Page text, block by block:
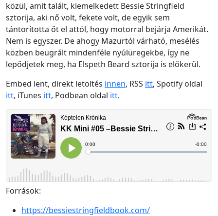
közül, amit talált, kiemelkedett Bessie Stringfield
sztorija, aki nő volt, fekete volt, de egyik sem
tántorította őt el attól, hogy motorral bejárja Amerikát.
Nem is egyszer. De ahogy Mazurtól várható, mesélés
közben beugrált mindenféle nyúlüregekbe, így ne
lepődjetek meg, ha Elspeth Beard sztorija is előkerül.
Embed lent, direkt letöltés innen, RSS itt, Spotify oldal
itt, iTunes itt, Podbean oldal itt.
Források:
https://bessiestringfieldbook.com/